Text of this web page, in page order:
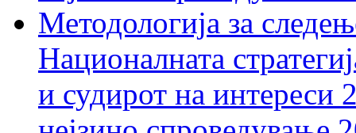
Методологија за
Националната
и судирот на интереси